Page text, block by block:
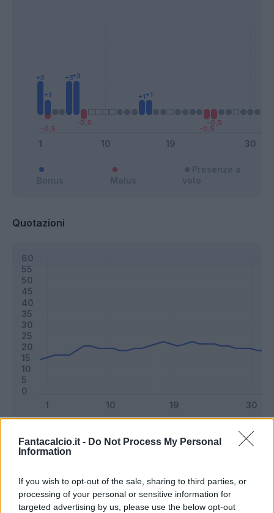
Fantacalcio.it - Do Not Process My Personal
Information
If you wish to opt-out of the sale, sharing to third parties, or
processing of your personal or sensitive information for
targeted advertising by us, please use the below opt-out
Quotazioni
Riepilogo stagione
Titolare 25 - 65